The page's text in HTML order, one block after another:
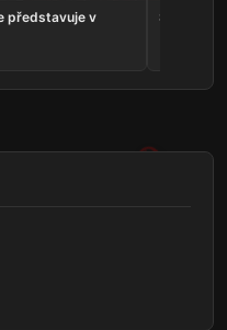
představuje v
Serious